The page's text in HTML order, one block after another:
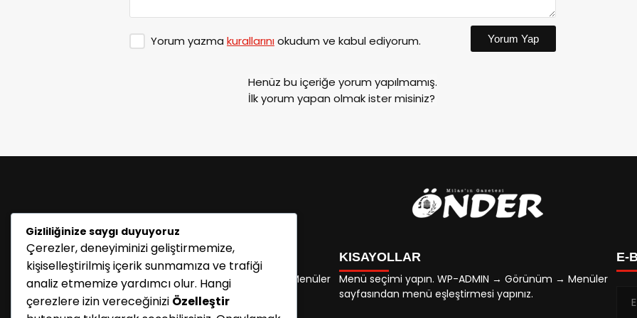
Yorum yazma kurallarınıokudum ve kabul ediyorum. Yorum Yap
Henüz bu içeriğe yorum yapılmamış.
İlk yorum yapan olmak ister misiniz?
KATEGORİLER
Menü seçimi yapın. WP-ADMIN → Görünüm → Menüler
sayfasından menü eşleştirmesi yapınız.
KISAYOLLAR
Menü seçimi yapın. WP-ADMIN → Görünüm → Menüler
sayfasından menü eşleştirmesi yapınız.
E-
Gizliliğinize saygı duyuyoruz
Çerezler, deneyiminizi geliştirmemize,
kişiselleştirilmiş içerik sunmamıza ve trafiği
analiz etmemize yardımcı olur. Hangi
çerezlere izin vereceğinizi Özelleştir